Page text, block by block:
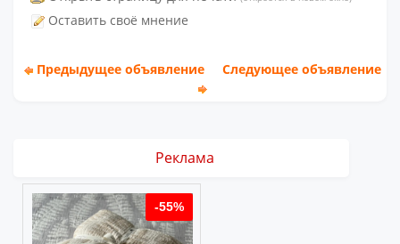
Оставить своё мнение
Предыдущее объявление Следующее объявление
Реклама
-55%